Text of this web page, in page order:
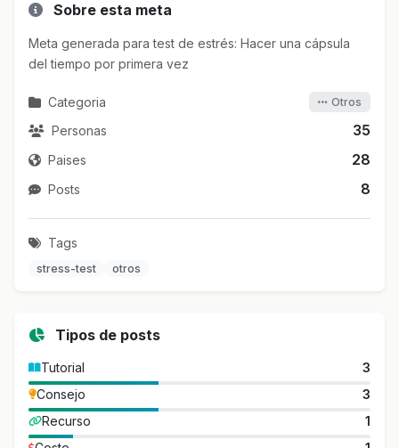
Sobre esta meta
Meta generada para test de estrés: Hacer una cápsula
del tiempo por primera vez
Categoria Otros
Personas 35
Paises 28
Posts 8
Tags
stress-test otros
Tipos de posts
Tutorial
3
Consejo
3
Recurso
1